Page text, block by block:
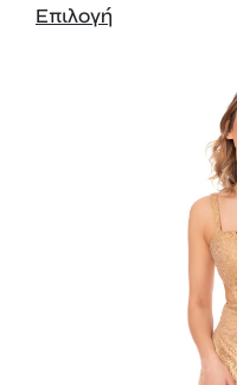
Επιλογή